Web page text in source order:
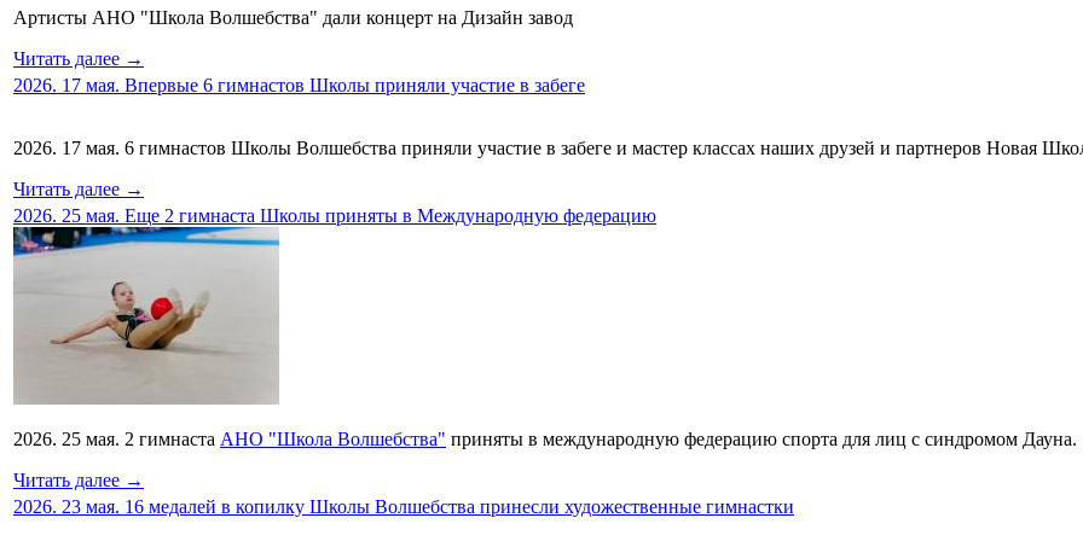
Артисты АНО "Школа Волшебства" дали концерт на Дизайн завод
Читать далее →
2026. 17 мая. Впервые 6 гимнастов Школы приняли участие в забеге
2026. 17 мая. 6 гимнастов Школы Волшебства приняли участие в забеге и мастер классах наших друзей и партнеров Новая
Читать далее →
2026. 25 мая. Еще 2 гимнаста Школы приняты в Международную федерацию
2026. 25 мая. 2 гимнаста АНО "Школа Волшебства" приняты в международную федерацию спорта для лиц с синдромом Дауна.
Читать далее →
2026. 23 мая. 16 медалей в копилку Школы Волшебства принесли художественные гимнастки